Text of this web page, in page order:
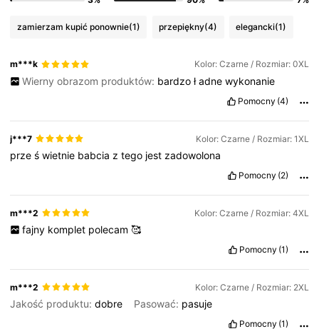
zamierzam kupić ponownie(1) przepiękny(4) elegancki(1)
m***k Kolor: Czarne / Rozmiar: 0XL
Wierny obrazom produktów: bardzo ładne wykonanie
Pomocny (4)
j***7 Kolor: Czarne / Rozmiar: 1XL
prześwietnie babcia ztego jest zadowolona
Pomocny (2)
m***2 Kolor: Czarne / Rozmiar: 4XL
fajny komplet polecam 🥰
Pomocny (1)
m***2 Kolor: Czarne / Rozmiar: 2XL
Jakość produktu:dobre Pasować: pasuje
Pomocny (1)